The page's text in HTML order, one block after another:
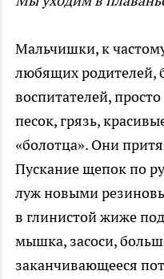
Мальчишки, к
любящих родителей,
воспитателей,
песок, грязь,
«болотца». Они
Пускание щепок по
луж новыми
в глинистой жиже
мышка, засоси,
заканчивающееся